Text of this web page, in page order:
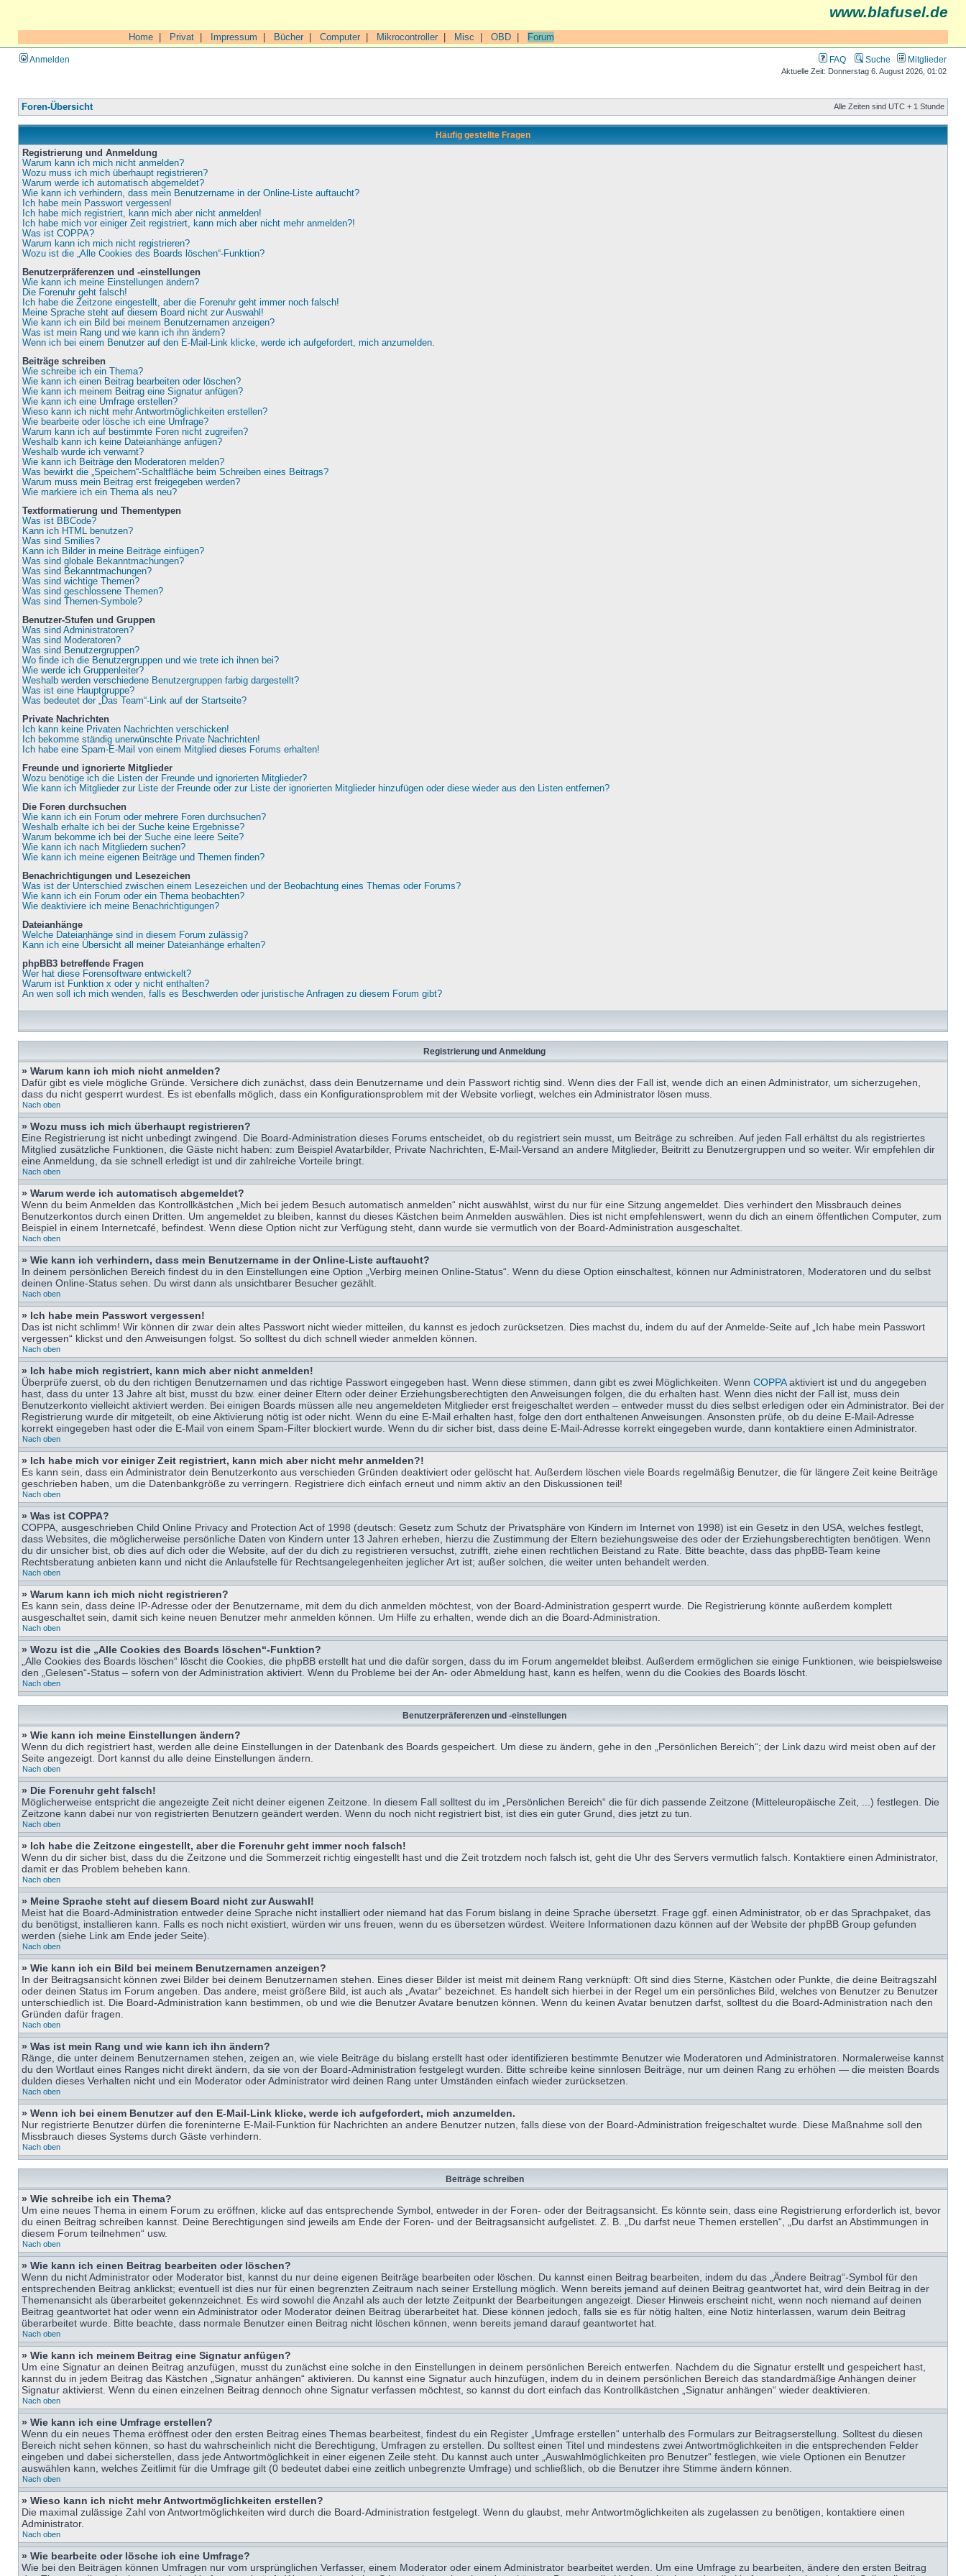
www.blafusel.de
Home Privat Impressum Bücher| Computer| Mikrocontroller| Misc OBD Forum
Anmelden FAQ Suche Mitglieder
Aktuelle Zeit: Donnerstag 6. August 2026, 01:02
Foren-Übersicht Alle Zeiten sind UTC + 1 Stunde
Häufig gestellte Fragen
Registrierung und Anmeldung
Warum kann ich mich nicht anmelden?
Wozu muss ich mich überhaupt registrieren?
Warum werde ich automatisch abgemeldet?
Wie kann ich verhindern, dass mein Benutzername in der Online-Liste auftaucht?
Ich habe mein Passwort vergessen!
Ich habe mich registriert, kann mich aber nicht anmelden!
Ich habe mich vor einiger Zeit registriert, kann mich aber nicht mehr anmelden?!
Was ist COPPA?
Warum kann ich mich nicht registrieren?
Wozu ist die „Alle Cookies des Boards löschen“-Funktion?
Benutzerpräferenzen und -einstellungen
Wie kann ich meine Einstellungen ändern?
Die Forenuhr geht falsch!
Ich habe die Zeitzone eingestellt, aber die Forenuhr geht immer noch falsch!
Meine Sprache steht auf diesem Board nicht zur Auswahl!
Wie kann ich ein Bild bei meinem Benutzernamen anzeigen?
Was ist mein Rang und wie kann ich ihn ändern?
Wenn ich bei einem Benutzer auf den E-Mail-Link klicke, werde ich aufgefordert, mich anzumelden.
Beiträge schreiben
Wie schreibe ich ein Thema?
Wie kann ich einen Beitrag bearbeiten oder löschen?
Wie kann ich meinem Beitrag eine Signatur anfügen?
Wie kann ich eine Umfrage erstellen?
Wieso kann ich nicht mehr Antwortmöglichkeiten erstellen?
Wie bearbeite oder lösche ich eine Umfrage?
Warum kann ich auf bestimmte Foren nicht zugreifen?
Weshalb kann ich keine Dateianhänge anfügen?
Weshalb wurde ich verwarnt?
Wie kann ich Beiträge den Moderatoren melden?
Was bewirkt die „Speichern“-Schaltfläche beim Schreiben eines Beitrags?
Warum muss mein Beitrag erst freigegeben werden?
Wie markiere ich ein Thema als neu?
Textformatierung und Thementypen
Was ist BBCode?
Kann ich HTML benutzen?
Was sind Smilies?
Kann ich Bilder in meine Beiträge einfügen?
Was sind globale Bekanntmachungen?
Was sind Bekanntmachungen?
Was sind wichtige Themen?
Was sind geschlossene Themen?
Was sind Themen-Symbole?
Benutzer-Stufen und Gruppen
Was sind Administratoren?
Was sind Moderatoren?
Was sind Benutzergruppen?
Wo finde ich die Benutzergruppen und wie trete ich ihnen bei?
Wie werde ich Gruppenleiter?
Weshalb werden verschiedene Benutzergruppen farbig dargestellt?
Was ist eine Hauptgruppe?
Was bedeutet der „Das Team“-Link auf der Startseite?
Private Nachrichten
Ich kann keine Privaten Nachrichten verschicken!
Ich bekomme ständig unerwünschte Private Nachrichten!
Ich habe eine Spam-E-Mail von einem Mitglied dieses Forums erhalten!
Freunde und ignorierte Mitglieder
Wozu benötige ich die Listen der Freunde und ignorierten Mitglieder?
Wie kann ich Mitglieder zur Liste der Freunde oder zur Liste der ignorierten Mitglieder hinzufügen oder diese wieder aus den Listen entfernen?
Die Foren durchsuchen
Wie kann ich ein Forum oder mehrere Foren durchsuchen?
Weshalb erhalte ich bei der Suche keine Ergebnisse?
Warum bekomme ich bei der Suche eine leere Seite?
Wie kann ich nach Mitgliedern suchen?
Wie kann ich meine eigenen Beiträge und Themen finden?
Benachrichtigungen und Lesezeichen
Was ist der Unterschied zwischen einem Lesezeichen und der Beobachtung eines Themas oder Forums?
Wie kann ich ein Forum oder ein Thema beobachten?
Wie deaktiviere ich meine Benachrichtigungen?
Dateianhänge
Welche Dateianhänge sind in diesem Forum zulässig?
Kann ich eine Übersicht all meiner Dateianhänge erhalten?
phpBB3 betreffende Fragen
Wer hat diese Forensoftware entwickelt?
Warum ist Funktion x oder y nicht enthalten?
An wen soll ich mich wenden, falls es Beschwerden oder juristische Anfragen zu diesem Forum gibt?
Registrierung und Anmeldung
» Warum kann ich mich nicht anmelden?
Dafür gibt es viele mögliche Gründe. Versichere dich zunächst, dass dein Benutzername und dein Passwort richtig sind. Wenn dies der Fall ist, wende dich an einen Administrator, um sicherzugehen,
dass du nicht gesperrt wurdest. Es ist ebenfalls möglich, dass ein Konfigurationsproblem mit der Website vorliegt, welches ein Administrator lösen muss.
Nach oben
» Wozu muss ich mich überhaupt registrieren?
Eine Registrierung ist nicht unbedingt zwingend. Die Board-Administration dieses Forums entscheidet, ob du registriert sein musst, um Beiträge zu schreiben. Auf jeden Fall erhältst du als registriertes
Mitglied zusätzliche Funktionen, die Gäste nicht haben: zum Beispiel Avatarbilder, Private Nachrichten, E-Mail-Versand an andere Mitglieder, Beitritt zu Benutzergruppen und so weiter. Wir empfehlen dir
eine Anmeldung, da sie schnell erledigt ist und dir zahlreiche Vorteile bringt.
Nach oben
» Warum werde ich automatisch abgemeldet?
Wenn du beim Anmelden das Kontrollkästchen „Mich bei jedem Besuch automatisch anmelden“ nicht auswählst, wirst du nur für eine Sitzung angemeldet. Dies verhindert den Missbrauch deines
Benutzerkontos durch einen Dritten. Um angemeldet zu bleiben, kannst du dieses Kästchen beim Anmelden auswählen. Dies ist nicht empfehlenswert, wenn du dich an einem öffentlichen Computer, zum
Beispiel in einem Internetcafé, befindest. Wenn diese Option nicht zur Verfügung steht, dann wurde sie vermutlich von der Board-Administration ausgeschaltet.
Nach oben
» Wie kann ich verhindern, dass mein Benutzername in der Online-Liste auftaucht?
In deinem persönlichen Bereich findest du in den Einstellungen eine Option „Verbirg meinen Online-Status“. Wenn du diese Option einschaltest, können nur Administratoren, Moderatoren und du selbst
deinen Online-Status sehen. Du wirst dann als unsichtbarer Besucher gezählt.
Nach oben
» Ich habe mein Passwort vergessen!
Das ist nicht schlimm! Wir können dir zwar dein altes Passwort nicht wieder mitteilen, du kannst es jedoch zurücksetzen. Dies machst du, indem du auf der Anmelde-Seite auf „Ich habe mein Passwort
vergessen“ klickst und den Anweisungen folgst. So solltest du dich schnell wieder anmelden können.
Nach oben
» Ich habe mich registriert, kann mich aber nicht anmelden!
Überprüfe zuerst, ob du den richtigen Benutzernamen und das richtige Passwort eingegeben hast. Wenn diese stimmen, dann gibt es zwei Möglichkeiten. Wenn COPPAaktiviert ist und du angegeben
hast, dass du unter 13 Jahre alt bist, musst du bzw. einer deiner Eltern oder deiner Erziehungsberechtigten den Anweisungen folgen, die du erhalten hast. Wenn dies nicht der Fall ist, muss dein
Benutzerkonto vielleicht aktiviert werden. Bei einigen Boards müssen alle neu angemeldeten Mitglieder erst freigeschaltet werden – entweder musst du dies selbst erledigen oder ein Administrator. Bei der
Registrierung wurde dir mitgeteilt, ob eine Aktivierung nötig ist oder nicht. Wenn du eine E-Mail erhalten hast, folge den dort enthaltenen Anweisungen. Ansonsten prüfe, ob du deine E-Mail-Adresse
korrekt eingegeben hast oder die E-Mail von einem Spam-Filter blockiert wurde. Wenn du dir sicher bist, dass deine E-Mail-Adresse korrekt eingegeben wurde, dann kontaktiere einen Administrator.
Nach oben
» Ich habe mich vor einiger Zeit registriert, kann mich aber nicht mehr anmelden?!
Es kann sein, dass ein Administrator dein Benutzerkonto aus verschieden Gründen deaktiviert oder gelöscht hat. Außerdem löschen viele Boards regelmäßig Benutzer, die für längere Zeit keine Beiträge
geschrieben haben, um die Datenbankgröße zu verringern. Registriere dich einfach erneut und nimm aktiv an den Diskussionen teil!
Nach oben
» Was ist COPPA?
COPPA, ausgeschrieben Child Online Privacy and Protection Act of 1998 (deutsch: Gesetz zum Schutz der Privatsphäre von Kindern im Internet von 1998) ist ein Gesetz in den USA, welches festlegt,
dass Websites, die möglicherweise persönliche Daten von Kindern unter 13 Jahren erheben, hierzu die Zustimmung der Eltern beziehungsweise des oder der Erziehungsberechtigten benötigen. Wenn
du dir unsicher bist, ob dies auf dich oder die Website, auf der du dich zu registrieren versuchst, zutrifft, ziehe einen rechtlichen Beistand zu Rate. Bitte beachte, dass das phpBB-Team keine
Rechtsberatung anbieten kann und nicht die Anlaufstelle für Rechtsangelegenheiten jeglicher Art ist; außer solchen, die weiter unten behandelt werden.
Nach oben
» Warum kann ich mich nicht registrieren?
Es kann sein, dass deine IP-Adresse oder der Benutzername, mit dem du dich anmelden möchtest, von der Board-Administration gesperrt wurde. Die Registrierung könnte außerdem komplett
ausgeschaltet sein, damit sich keine neuen Benutzer mehr anmelden können. Um Hilfe zu erhalten, wende dich an die Board-Administration.
Nach oben
» Wozu ist die „Alle Cookies des Boards löschen“-Funktion?
„Alle Cookies des Boards löschen“ löscht die Cookies, die phpBB erstellt hat und die dafür sorgen, dass du im Forum angemeldet bleibst. Außerdem ermöglichen sie einige Funktionen, wie beispielsweise
den „Gelesen“-Status – sofern von der Administration aktiviert. Wenn du Probleme bei der An- oder Abmeldung hast, kann es helfen, wenn du die Cookies des Boards löscht.
Nach oben
Benutzerpräferenzen und -einstellungen
» Wie kann ich meine Einstellungen ändern?
Wenn du dich registriert hast, werden alle deine Einstellungen in der Datenbank des Boards gespeichert. Um diese zu ändern, gehe in den „Persönlichen Bereich“; der Link dazu wird meist oben auf der
Seite angezeigt. Dort kannst du alle deine Einstellungen ändern.
Nach oben
» Die Forenuhr geht falsch!
Möglicherweise entspricht die angezeigte Zeit nicht deiner eigenen Zeitzone. In diesem Fall solltest du im „Persönlichen Bereich“ die für dich passende Zeitzone (Mitteleuropäische Zeit, ...) festlegen. Die
Zeitzone kann dabei nur von registrierten Benutzern geändert werden. Wenn du noch nicht registriert bist, ist dies ein guter Grund, dies jetzt zu tun.
Nach oben
» Ich habe die Zeitzone eingestellt, aber die Forenuhr geht immer noch falsch!
Wenn du dir sicher bist, dass du die Zeitzone und die Sommerzeit richtig eingestellt hast und die Zeit trotzdem noch falsch ist, geht die Uhr des Servers vermutlich falsch. Kontaktiere einen Administrator,
damit er das Problem beheben kann.
Nach oben
» Meine Sprache steht auf diesem Board nicht zur Auswahl!
Meist hat die Board-Administration entweder deine Sprache nicht installiert oder niemand hat das Forum bislang in deine Sprache übersetzt. Frage ggf. einen Administrator, ob er das Sprachpaket, das
du benötigst, installieren kann. Falls es noch nicht existiert, würden wir uns freuen, wenn du es übersetzen würdest. Weitere Informationen dazu können auf der Website der phpBB Group gefunden
werden (siehe Link am Ende jeder Seite).
Nach oben
» Wie kann ich ein Bild bei meinem Benutzernamen anzeigen?
In der Beitragsansicht können zwei Bilder bei deinem Benutzernamen stehen. Eines dieser Bilder ist meist mit deinem Rang verknüpft: Oft sind dies Sterne, Kästchen oder Punkte, die deine Beitragszahl
oder deinen Status im Forum angeben. Das andere, meist größere Bild, ist auch als „Avatar“ bezeichnet. Es handelt sich hierbei in der Regel um ein persönliches Bild, welches von Benutzer zu Benutzer
unterschiedlich ist. Die Board-Administration kann bestimmen, ob und wie die Benutzer Avatare benutzen können. Wenn du keinen Avatar benutzen darfst, solltest du die Board-Administration nach den
Gründen dafür fragen.
Nach oben
» Was ist mein Rang und wie kann ich ihn ändern?
Ränge, die unter deinem Benutzernamen stehen, zeigen an, wie viele Beiträge du bislang erstellt hast oder identifizieren bestimmte Benutzer wie Moderatoren und Administratoren. Normalerweise kannst
du den Wortlaut eines Ranges nicht direkt ändern, da sie von der Board-Administration festgelegt wurden. Bitte schreibe keine sinnlosen Beiträge, nur um deinen Rang zu erhöhen — die meisten Boards
dulden dieses Verhalten nicht und ein Moderator oder Administrator wird deinen Rang unter Umständen einfach wieder zurücksetzen.
Nach oben
» Wenn ich bei einem Benutzer auf den E-Mail-Link klicke, werde ich aufgefordert, mich anzumelden.
Nur registrierte Benutzer dürfen die foreninterne E-Mail-Funktion für Nachrichten an andere Benutzer nutzen, falls diese von der Board-Administration freigeschaltet wurde. Diese Maßnahme soll den
Missbrauch dieses Systems durch Gäste verhindern.
Nach oben
Beiträge schreiben
» Wie schreibe ich ein Thema?
Um eine neues Thema in einem Forum zu eröffnen, klicke auf das entsprechende Symbol, entweder in der Foren- oder der Beitragsansicht. Es könnte sein, dass eine Registrierung erforderlich ist, bevor
du einen Beitrag schreiben kannst. Deine Berechtigungen sind jeweils am Ende der Foren- und der Beitragsansicht aufgelistet. Z. B. „Du darfst neue Themen erstellen“, „Du darfst an Abstimmungen in
diesem Forum teilnehmen“ usw.
Nach oben
» Wie kann ich einen Beitrag bearbeiten oder löschen?
Wenn du nicht Administrator oder Moderator bist, kannst du nur deine eigenen Beiträge bearbeiten oder löschen. Du kannst einen Beitrag bearbeiten, indem du das „Ändere Beitrag“-Symbol für den
entsprechenden Beitrag anklickst; eventuell ist dies nur für einen begrenzten Zeitraum nach seiner Erstellung möglich. Wenn bereits jemand auf deinen Beitrag geantwortet hat, wird dein Beitrag in der
Themenansicht als überarbeitet gekennzeichnet. Es wird sowohl die Anzahl als auch der letzte Zeitpunkt der Bearbeitungen angezeigt. Dieser Hinweis erscheint nicht, wenn noch niemand auf deinen
Beitrag geantwortet hat oder wenn ein Administrator oder Moderator deinen Beitrag überarbeitet hat. Diese können jedoch, falls sie es für nötig halten, eine Notiz hinterlassen, warum dein Beitrag
überarbeitet wurde. Bitte beachte, dass normale Benutzer einen Beitrag nicht löschen können, wenn bereits jemand darauf geantwortet hat.
Nach oben
» Wie kann ich meinem Beitrag eine Signatur anfügen?
Um eine Signatur an deinen Beitrag anzufügen, musst du zunächst eine solche in den Einstellungen in deinem persönlichen Bereich entwerfen. Nachdem du die Signatur erstellt und gespeichert hast,
kannst du in jedem Beitrag das Kästchen „Signatur anhängen“ aktivieren. Du kannst eine Signatur auch hinzufügen, indem du in deinem persönlichen Bereich das standardmäßige Anhängen deiner
Signatur aktivierst. Wenn du einen einzelnen Beitrag dennoch ohne Signatur verfassen möchtest, so kannst du dort einfach das Kontrollkästchen „Signatur anhängen“ wieder deaktivieren.
Nach oben
» Wie kann ich eine Umfrage erstellen?
Wenn du ein neues Thema eröffnest oder den ersten Beitrag eines Themas bearbeitest, findest du ein Register „Umfrage erstellen“ unterhalb des Formulars zur Beitragserstellung. Solltest du diesen
Bereich nicht sehen können, so hast du wahrscheinlich nicht die Berechtigung, Umfragen zu erstellen. Du solltest einen Titel und mindestens zwei Antwortmöglichkeiten in die entsprechenden Felder
eingeben und dabei sicherstellen, dass jede Antwortmöglichkeit in einer eigenen Zeile steht. Du kannst auch unter „Auswahlmöglichkeiten pro Benutzer“ festlegen, wie viele Optionen ein Benutzer
auswählen kann, welches Zeitlimit für die Umfrage gilt (0 bedeutet dabei eine zeitlich unbegrenzte Umfrage) und schließlich, ob die Benutzer ihre Stimme ändern können.
Nach oben
» Wieso kann ich nicht mehr Antwortmöglichkeiten erstellen?
Die maximal zulässige Zahl von Antwortmöglichkeiten wird durch die Board-Administration festgelegt. Wenn du glaubst, mehr Antwortmöglichkeiten als zugelassen zu benötigen, kontaktiere einen
Administrator.
Nach oben
» Wie bearbeite oder lösche ich eine Umfrage?
Wie bei den Beiträgen können Umfragen nur vom ursprünglichen Verfasser, einem Moderator oder einem Administrator bearbeitet werden. Um eine Umfrage zu bearbeiten, ändere den ersten Beitrag